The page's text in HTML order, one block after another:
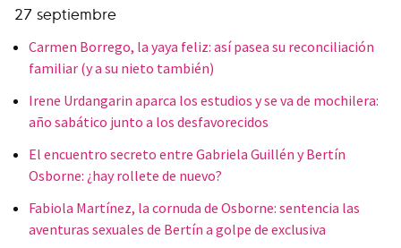
27 septiembre
Carmen Borrego, la yaya feliz: así pasea su reconciliación
familiar (y a su nieto también)
Irene Urdangarin aparca los estudios y se va de mochilera:
año sabático junto a los desfavorecidos
El encuentro secreto entre Gabriela Guillén y Bertín
Osborne: ¿hay rollete de nuevo?
Fabiola Martínez, la cornuda de Osborne: sentencia las
aventuras sexuales de Bertín a golpe de exclusiva